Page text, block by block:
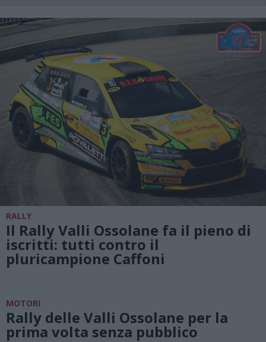
RALLY
Il Rally Valli Ossolane fa il pieno di
iscritti: tutti contro il
pluricampione Caffoni
MOTORI
Rally delle Valli Ossolane per la
prima volta senza pubblico